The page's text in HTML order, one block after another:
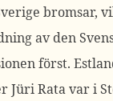
bromsar,
av den
först.
Jüri Rata var i